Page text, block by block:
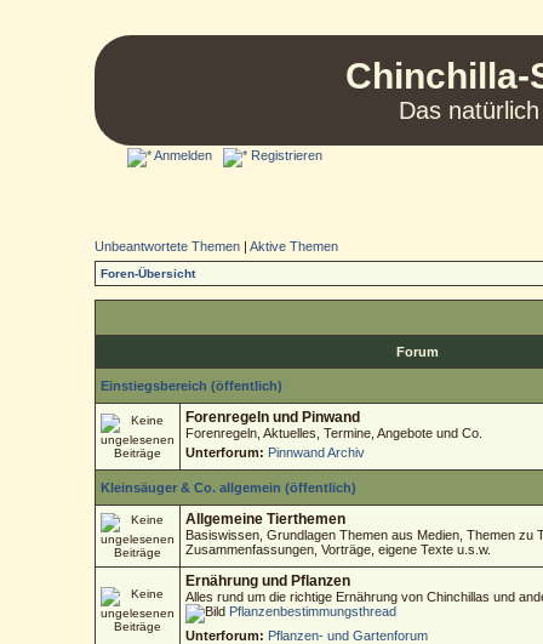
Chinchilla-
Das
Anmelden Registrieren
Unbeantwortete Themen |Aktive Themen
Foren-Übersicht
Forum
Einstiegsbereich (öffentlich)
Forenregeln und Pinwand
Forenregeln, Aktuelles, Termine, Angebote und Co.
Unterforum: Pinnwand Archiv
Kleinsäuger & Co. allgemein (öffentlich)
Allgemeine Tierthemen
Basiswissen, Grundlagen Themen aus Medien, Themen zu
Zusammenfassungen, Vorträge, eigene Texte u.s.w.
Ernährung und Pflanzen
Alles rund um die richtige Ernährung von Chinchillas und
Pflanzenbestimmungsthread
Unterforum: Pflanzen- und Gartenforum